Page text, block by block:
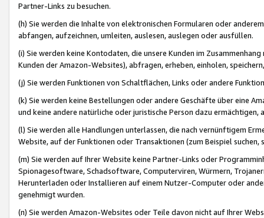
Partner-Links zu besuchen.
(h) Sie werden die Inhalte von elektronischen Formularen oder
abfangen, aufzeichnen, umleiten, auslesen, auslegen oder ausfüllen.
(i) Sie werden keine Kontodaten, die unsere Kunden im
Kunden der Amazon-Websites), abfragen, erheben, einholen,
(j) Sie werden Funktionen von Schaltflächen, Links oder andere
(k) Sie werden keine Bestellungen oder andere Geschäfte über eine
und keine andere natürliche oder juristische Person dazu
(l) Sie werden alle Handlungen unterlassen, die nach vernünftigem
Website, auf der Funktionen oder Transaktionen (zum Beispiel
(m) Sie werden auf Ihrer Website keine Partner-Links oder
Spionagesoftware, Schadsoftware, Computerviren, Würmern,
Herunterladen oder Installieren auf einem Nutzer-Computer oder
genehmigt wurden.
(n) Sie werden Amazon-Websites oder Teile davon nicht auf Ihrer